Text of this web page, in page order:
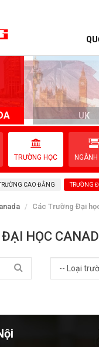
UK
TRƯỜNG HỌC
CAO ĐẲNG TRƯỜNG
Các Trường Đại
ĐẠI HỌC